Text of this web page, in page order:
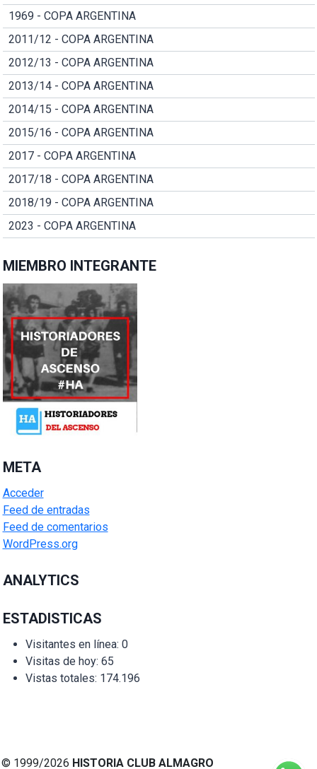
1969 - COPA ARGENTINA
2011/12 - COPA ARGENTINA
2012/13 - COPA ARGENTINA
2013/14 - COPA ARGENTINA
2014/15 - COPA ARGENTINA
2015/16 - COPA ARGENTINA
2017 - COPA ARGENTINA
2017/18 - COPA ARGENTINA
2018/19 - COPA ARGENTINA
2023 - COPA ARGENTINA
MIEMBRO INTEGRANTE
META
Acceder
Feed de entradas
Feed de comentarios
WordPress.org
ANALYTICS
ESTADISTICAS
Visitantes en línea: 0
Visitas de hoy: 65
Vistas totales: 174.196
© 1999/2026 HISTORIA CLUB ALMAGRO